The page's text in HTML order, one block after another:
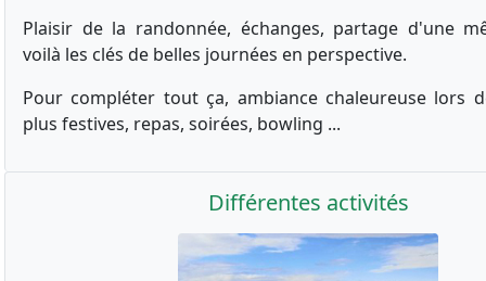
Plaisir de la randonnée, échanges, partage d'une
voilà les clés de belles journées en perspective.
Pour compléter tout ça, ambiance chaleureuse lors
plus festives, repas, soirées, bowling ...
Différentes activités